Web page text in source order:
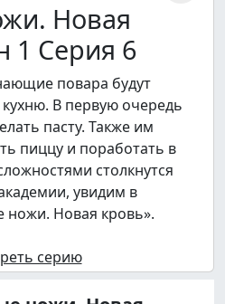
Новая
1 Серия 6
повара будут
В первую очередь
пасту. Также им
пиццу и поработать в
столкнутся
увидим в
Новая кровь».
серию